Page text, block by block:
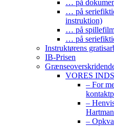
… på
… på
instruktion)
… på
… på
Instruktørens
IB-Prisen
VORES
– For
–
–